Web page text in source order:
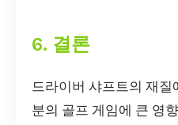
6. 결론
드라이버 샤프트의 재질
분의 골프 게임에 큰 영